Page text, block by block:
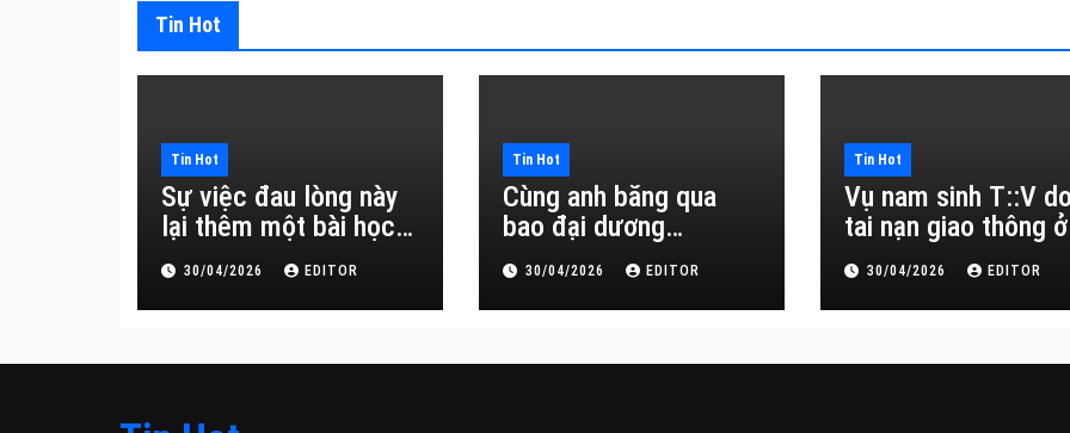
Tin Hot
Tin Hot
Sự việc đau lòng này
lại thêm một bài học
đắt giá về sự vô
thường.
30/04/2026 EDITOR
Tin Hot
Cùng anh băng qua
bao đại dương…
30/04/2026 EDITOR
Tin Hot
Vụ nam sinh T::V
tai nạn giao thông ở
Đắk Lắk
30/04/2026 EDITOR